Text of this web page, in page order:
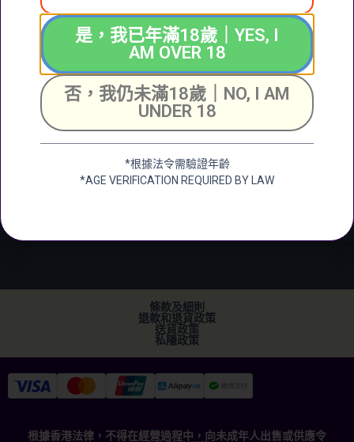
+852 6388 4444
新界大圍成運道25-27
號成全工業大廈地下2
號舖
Unit 2, G/F, Shing
Chuen Industrial
Building, 25 Shing
New Territerory
條款及細則
退款和退貨政策
送貨政策
私隱政策
根據香港法律，不得在經營過程中，向未成年人出售或供應令
是，我已年滿18歲｜YES, I
AM OVER 18
否，我仍未滿18歲｜NO, I AM
UNDER 18
*根據法令需驗證年齡
*AGE VERIFICATION REQUIRED BY LAW